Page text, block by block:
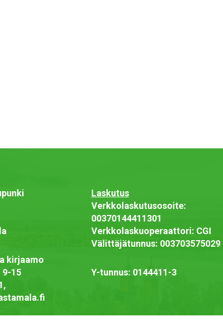
kirjaamo
9-15
Laskutus
Verkkolaskutusosoite:
00370144411301
Verkkolaskuoperaattori: CGI
Välittäjätunnus: 003703575029
Y-tunnus: 0144411-3